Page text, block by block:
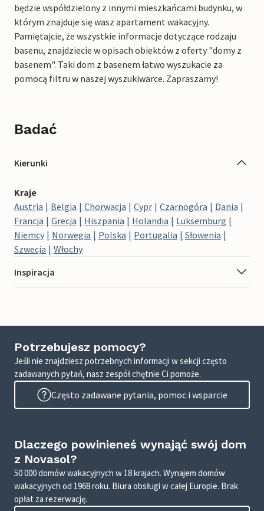
będzie współdzielony z innymi mieszkańcami budynku, w
którym znajduje się wasz apartament wakacyjny.
Pamiętajcie, że wszystkie informacje dotyczące rodzaju
basenu, znajdziecie w opisach obiektów z oferty "domy z
basenem". Taki dom z basenem łatwo wyszukacie za
pomocą filtru w naszej wyszukiwarce. Zapraszamy!
Badać
Kierunki
Kraje
Austria
Belgia Chorwacja Cypr Czarnogóra
Dania
Francja
Grecja Hiszpania Holandia
Luksemburg
Niemcy
Norwegia Polska Portugalia
Słowenia
Szwecja
Włochy
Inspiracja
Potrzebujesz pomocy?
Jeśli nie znajdziesz potrzebnych informacji w sekcji często
zadawanych pytań, nasz zespół chętnie Ci pomoże.
Często zadawane pytania, pomoc i wsparcie
Dlaczego powinieneś wynająć swój dom
z Novasol?
50 000 domów wakacyjnych w 18 krajach. Wynajem domów
wakacyjnych od 1968 roku. Biura obsługi w całej Europie. Brak
opłat za rezerwację.